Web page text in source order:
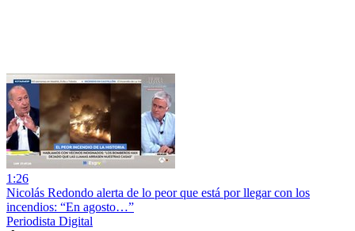
1:26
Nicolás Redondo alerta de lo peor que está por llegar con los
incendios: “En agosto…”
Periodista Digital